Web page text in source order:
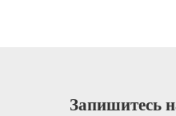
Запишитесь